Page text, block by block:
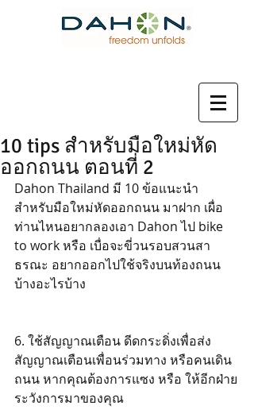
10 tips สำหรับมือใหม่หัด
ออกถนน ตอนที่ 2
Dahon Thailand มี 10 ข้อแนะนำ
สำหรับมือใหม่หัดออกถนน มาฝาก เผื่อ
ท่านไหนอยากลองเอา Dahon ไป bike
to work หรือ เบื่อจะขี่วนรอบสวนสา
ธรณะ อยากออกไปใช้จริงบนท้องถนน
บ้างอะไรบ้าง
6. ใช้สัญญาณเตือน ดีดกระดิ่งเพื่อส่ง
สัญญาณเตือนเพื่อนร่วมทาง หรือคนเดิน
ถนน หากคุณต้องการแซง หรือ ให้อีกฝ่าย
ระวังการมาของคุณ